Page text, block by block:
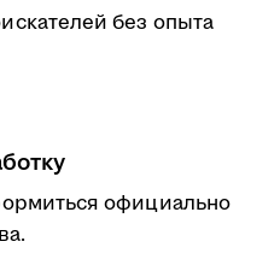
без опыта
официально